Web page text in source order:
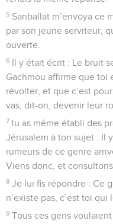
5 Sanballat m’envoya ce
par son jeune serviteur,
ouverte.
6 Il y était écrit : Le bruit
Gachmou affirme que toi
révolter, et que c’est
vas, dit-on, devenir leur
7 tu as même établi des
Jérusalem à ton sujet : Il
rumeurs de ce genre
Viens donc, et
8 Je lui fis répondre : Ce
n’existe pas, c’est toi qui
9 Tous ces gens